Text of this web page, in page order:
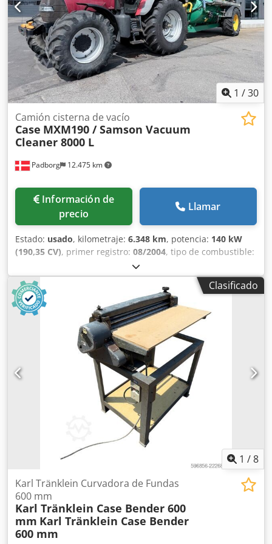
1 /30
Padborg 12.475 km
Camión cisterna de vacío
Case MXM190 / Samson Vacuum
Cleaner 8000 L
Información de
precio
Llamar
Estado: usado, kilometraje: 6.348 km, potencia: 140 kW
(190,35 CV), primer registro: 08/2004, tipo de combustible:
2004
MXM190 / Samson Cisterna de Vacío 8000 L Año: 2004
Condición: Buena Codpfx Anoynq Dbjzsha Número de
serie: ACM231045 Ref. nº.: 8084 Fecha de matriculación:
CV: 190 Horas: 6348 Caja de cambios: Powershift total 19+6
Depósito de gasoil: 1 Capacidad del depósito: 400 L Radio:
? Asiento neumático: ? Frenos: Frenos de disco en baño de
aceite Tamaño de neumáticos: 600/65R25 + 650/75R38 -
520/70R34 Porcentaje de banda de rodadura restante: 60%
90% - 40% Caja de herramientas: ? Sistema hidráulico: ?
Fabricante de cisterna: Samson Capacidad de la cisterna:
8000 L Bomba de alta presión: 2 x HPP Caudal de alta
presión: 122 l/min - 130 bar Bomba de vacío: Samson
Clasificado
1 /8
Karl Tränklein Curvadora de Fundas
600 mm
Karl Tränklein Case Bender 600
mm Karl Tränklein Case Bender
600 mm